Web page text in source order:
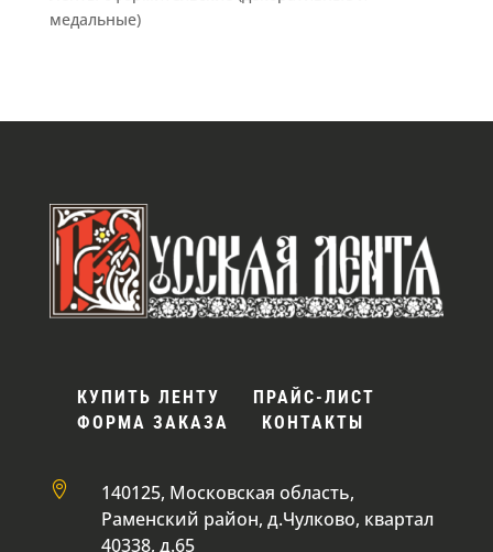
медальные)
КУПИТЬ ЛЕНТУ
ПРАЙС-ЛИСТ
ФОРМА ЗАКАЗА
КОНТАКТЫ

140125, Московская область,
Раменский район, д.Чулково, квартал
40338, д.65